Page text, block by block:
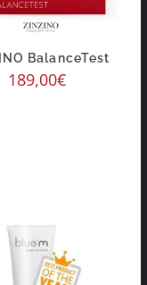
BalanceTest
189,00€